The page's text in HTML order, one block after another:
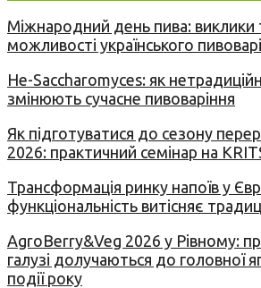
Міжнародний день пива: виклики
можливості українського
Не-Saccharomyces: як
змінюють сучасне пивоваріння
Як підготуватися до сезону
2026: практичний семінар на
Трансформація ринку напоїв у
функціональність витісняє
AgroBerry&Veg 2026 у Рівному:
галузі долучаються до головної
події року